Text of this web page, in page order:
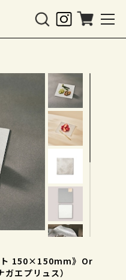
ト 150×150mm》Or
エプリュス）